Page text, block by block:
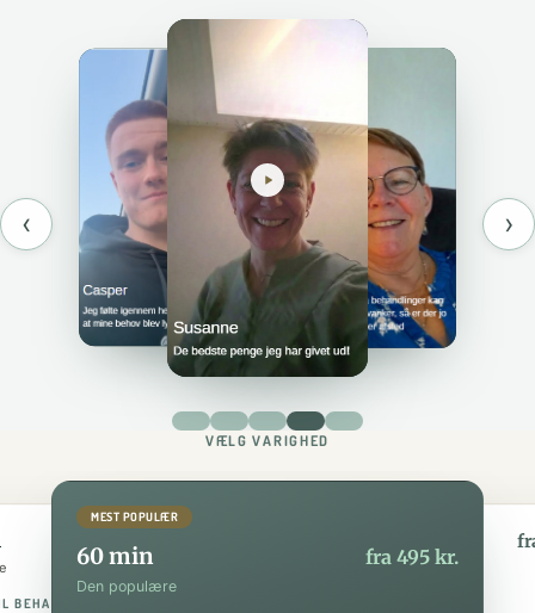
‹ ›
VÆLG VARIGHED
BEHANDLING AF
MEST POPULÆR
60 min fra 495 kr.
Den populære